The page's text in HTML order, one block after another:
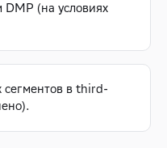
(на условиях
сегментов в third-